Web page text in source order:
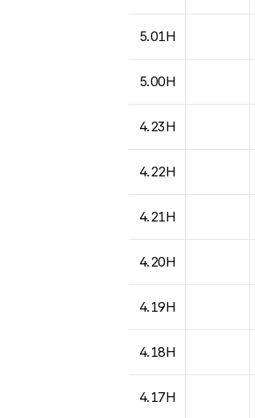
5.01H
5.00H
4.23H
4.22H
4.21H
4.20H
4.19H
4.18H
4.17H